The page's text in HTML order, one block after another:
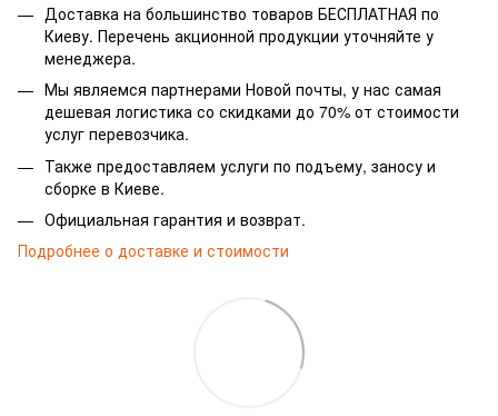
Доставка на большинство товаров БЕСПЛАТНАЯ по
Киеву. Перечень акционной продукции уточняйте у
менеджера.
Мы являемся партнерами Новой почты, у нас самая
дешевая логистика со скидками до 70% от стоимости
услуг перевозчика.
Также предоставляем услуги по подъему, заносу и
сборке в Киеве.
Официальная гарантия и возврат.
Подробнее о доставке и стоимости